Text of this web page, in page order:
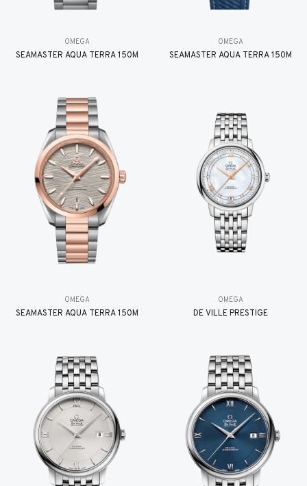
OMEGA
SEAMASTER AQUA TERRA 150M
OMEGA
SEAMASTER AQUA TERRA 150M
OMEGA
SEAMASTER AQUA TERRA 150M
OMEGA
DE VILLE PRESTIGE